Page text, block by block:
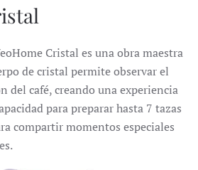
Cristal es una obra maestra
de cristal permite observar el
del café, creando una experiencia
para preparar hasta 7 tazas
compartir momentos especiales